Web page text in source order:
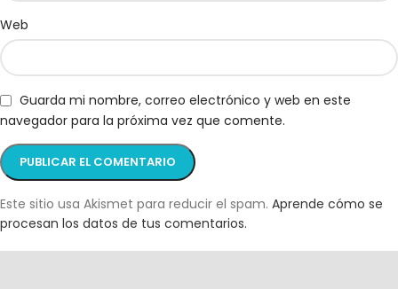
Web
Guarda mi nombre, correo electrónico y web en este
navegador para la próxima vez que comente.
Este sitio usa Akismet para reducir el spam. Aprende cómo se
procesan los datos de tus comentarios.